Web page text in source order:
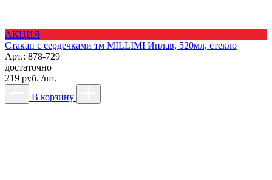
АКЦИЯ
Стакан с сердечками тм MILLIMI Инлав, 520мл, стекло
Арт.: 878-729
достаточно
219 руб. /шт.
В корзину